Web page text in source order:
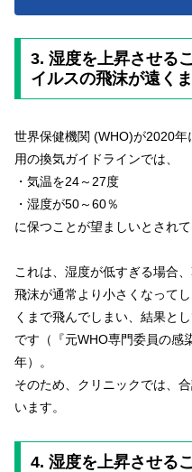
3. 湿度を上昇させる
イルスの飛沫が遠く
世界保健機関 (WHO)が2020
用の換気ガイドラインでは、
・気温を24～27度
・湿度が50～60％
に保つことが望ましいとされて
これは、湿度が低すぎる場合
飛沫が通常より小さくなって
くまで飛んでしまい、結果と
です（『元WHO専門委員の感
年）。
そのため、クリニックでは、
います。
4. 湿度を上昇させる